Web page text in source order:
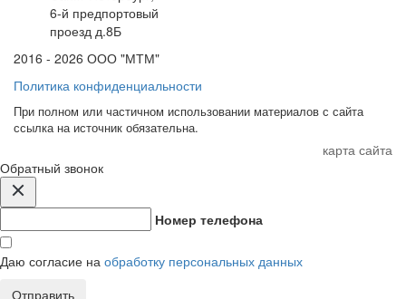
6-й предпортовый
проезд д.8Б
2016 - 2026 ООО "МТМ"
Политика конфиденциальности
При полном или частичном использовании материалов с сайта
ссылка на источник обязательна.
карта сайта
Обратный звонок
Номер телефона
Даю согласие на обработку персональных данных
Отправить